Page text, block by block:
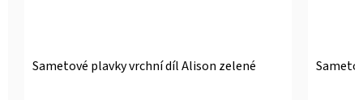
Sametové plavky vrchní díl Alison zelené